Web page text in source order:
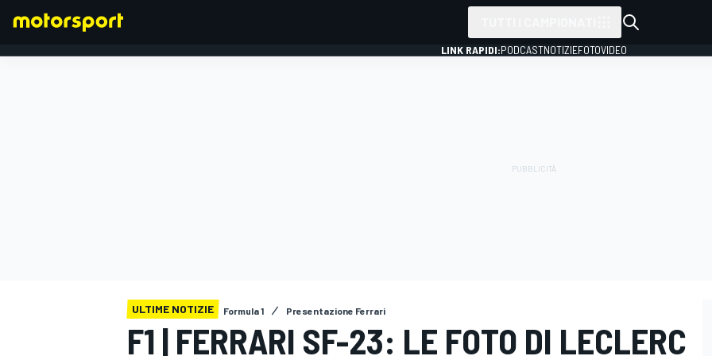
LINK RAPIDI:PODCASTNOTIZIEFOTOVIDEO
ULTIME NOTIZIE Formula 1 Presentazione Ferrari
F1 | FERRARI SF-23: LE FOTO DI LECLERC